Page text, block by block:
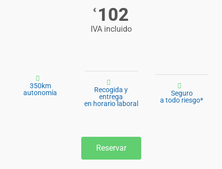
€ 102
IVA incluido
350km
autonomía
Recogida y
entrega
en horario laboral
Seguro
a todo riesgo*
Reservar